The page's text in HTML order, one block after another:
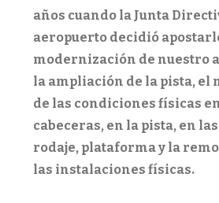
años cuando la Junta
aeropuerto decidió
modernización de nuestro
la ampliación de la pista, el
de las condiciones físicas
cabeceras, en la pista, en
rodaje, plataforma y la
las instalaciones físicas.